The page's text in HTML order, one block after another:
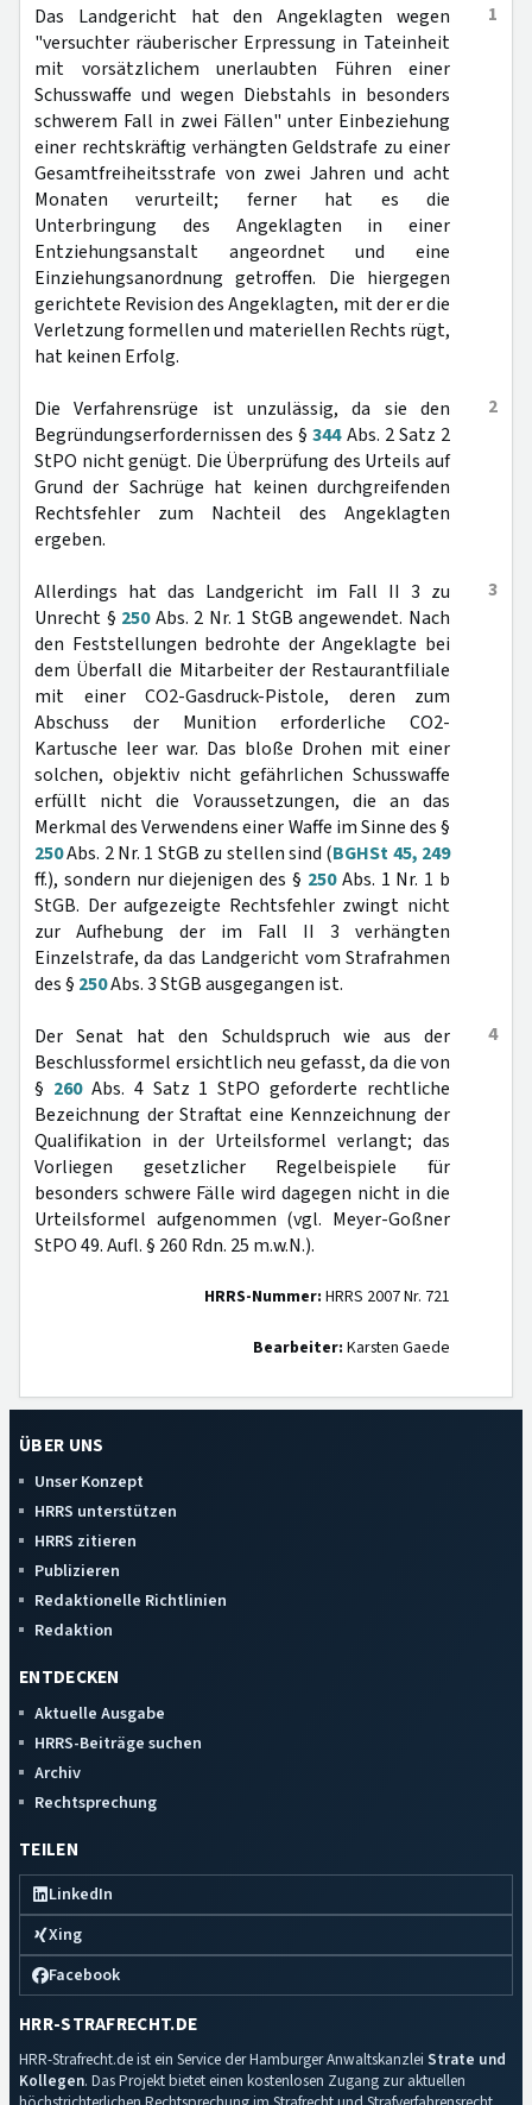
1
Das Landgericht hat den Angeklagten wegen
"versuchter räuberischer Erpressung in Tateinheit
mit vorsätzlichem unerlaubten Führen einer
Schusswaffe und wegen Diebstahls in besonders
schwerem Fall in zwei Fällen" unter Einbeziehung
einer rechtskräftig verhängten Geldstrafe zu einer
Gesamtfreiheitsstrafe von zwei Jahren und acht
Monaten verurteilt; ferner hat es die
Unterbringung des Angeklagten in einer
Entziehungsanstalt angeordnet und eine
Einziehungsanordnung getroffen. Die hiergegen
gerichtete Revision des Angeklagten, mit der er die
Verletzung formellen und materiellen Rechts rügt,
hat keinen Erfolg.
2
Die Verfahrensrüge ist unzulässig, da sie den
Begründungserfordernissen des §344Abs. 2 Satz 2
StPO nicht genügt. Die Überprüfung des Urteils auf
Grund der Sachrüge hat keinen durchgreifenden
Rechtsfehler zum Nachteil des Angeklagten
ergeben.
3
Allerdings hat das Landgericht im Fall II 3 zu
Unrecht § 250Abs. 2 Nr. 1 StGB angewendet. Nach
den Feststellungen bedrohte der Angeklagte bei
dem Überfall die Mitarbeiter der Restaurantfiliale
mit einer CO2-Gasdruck-Pistole, deren zum
Abschuss der Munition erforderliche CO2-
Kartusche leer war. Das bloße Drohen mit einer
solchen, objektiv nicht gefährlichen Schusswaffe
erfüllt nicht die Voraussetzungen, die an das
Merkmal des Verwendens einer Waffe im Sinne des §
250Abs. 2 Nr. 1 StGB zu stellen sind (BGHSt 45, 249
ff.), sondern nur diejenigen des § 250Abs. 1 Nr. 1 b
StGB. Der aufgezeigte Rechtsfehler zwingt nicht
zur Aufhebung der im Fall II 3 verhängten
Einzelstrafe, da das Landgericht vom Strafrahmen
des § 250Abs. 3 StGB ausgegangen ist.
4
Der Senat hat den Schuldspruch wie aus der
Beschlussformel ersichtlich neu gefasst, da die von
§ 260Abs. 4 Satz 1 StPO geforderte rechtliche
Bezeichnung der Straftat eine Kennzeichnung der
Qualifikation in der Urteilsformel verlangt; das
Vorliegen gesetzlicher Regelbeispiele für
besonders schwere Fälle wird dagegen nicht in die
Urteilsformel aufgenommen (vgl. Meyer-Goßner
StPO 49. Aufl. § 260 Rdn. 25 m.w.N.).
HRRS-Nummer: HRRS 2007 Nr. 721
Bearbeiter: Karsten Gaede
ÜBER UNS
Unser Konzept
HRRS unterstützen
HRRS zitieren
Publizieren
Redaktionelle Richtlinien
Redaktion
ENTDECKEN
Aktuelle Ausgabe
HRRS-Beiträge suchen
Archiv
Rechtsprechung
TEILEN
LinkedIn
Xing
Facebook
HRR-STRAFRECHT.DE
HRR-Strafrecht.de ist ein Service der Hamburger Anwaltskanzlei Strate und
Kollegen. Das Projekt bietet einen kostenlosen Zugang zur aktuellen